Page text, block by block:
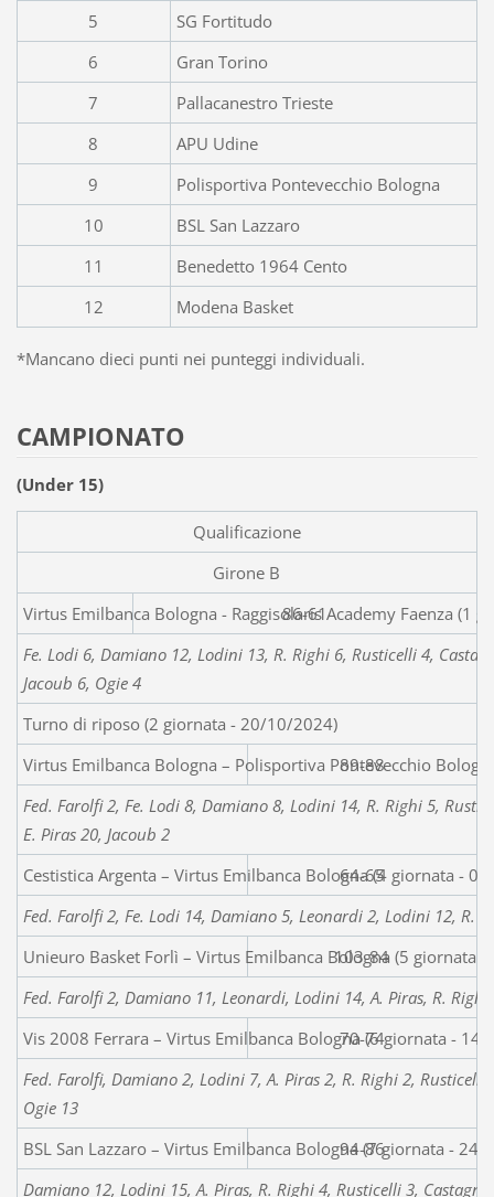
5
SG Fortitudo
6
Gran Torino
7
Pallacanestro Trieste
8
APU Udine
9
Polisportiva Pontevecchio Bologna
10
BSL San Lazzaro
11
Benedetto 1964 Cento
12
Modena Basket
*Mancano dieci punti nei punteggi individuali.
CAMPIONATO
(Under 15)
Qualificazione
Girone B
Virtus Emilbanca Bologna -
86-61
Fe. Lodi 6, Damiano 12, Lodini 13, R. Righi 6, Rusticelli 4,
Jacoub 6, Ogie 4
Turno di riposo (2 giornata - 20/10/2024)
Virtus Emilbanca Bologna – Polisportiva Pontevecchio
89-88
Fed. Farolfi 2, Fe. Lodi 8, Damiano 8, Lodini 14, R. Righi 5,
E. Piras 20, Jacoub 2
Cestistica Argenta – Virtus Emilbanca Bologna (4 giornata -
64-65
Fed. Farolfi 2, Fe. Lodi 14, Damiano 5, Leonardi 2, Lodini 12,
Unieuro Basket Forlì – Virtus Emilbanca Bologna (5 giornata
103-84
Fed. Farolfi 2, Damiano 11, Leonardi, Lodini 14, A. Piras, R.
Vis 2008 Ferrara – Virtus Emilbanca Bologna (6 giornata -
70-74
Fed. Farolfi, Damiano 2, Lodini 7, A. Piras 2, R. Righi 2,
Ogie 13
BSL San Lazzaro – Virtus Emilbanca Bologna (7 giornata -
94-86
Damiano 12, Lodini 15, A. Piras, R. Righi 4, Rusticelli 3,